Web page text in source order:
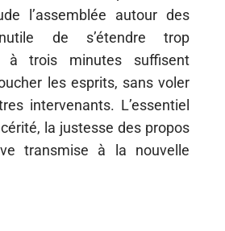
l’assemblée autour des
de s’étendre trop
à trois minutes suffisent
les esprits, sans voler
intervenants. L’essentiel
la justesse des propos
transmise à la nouvelle